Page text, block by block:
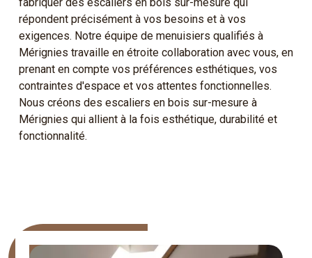
répondent précisément à vos besoins et à vos
exigences. Notre équipe de menuisiers qualifiés à
Mérignies travaille en étroite collaboration avec vous, en
prenant en compte vos préférences esthétiques, vos
contraintes d'espace et vos attentes fonctionnelles.
Nous créons des escaliers en bois sur-mesure à
Mérignies qui allient à la fois esthétique, durabilité et
fonctionnalité.